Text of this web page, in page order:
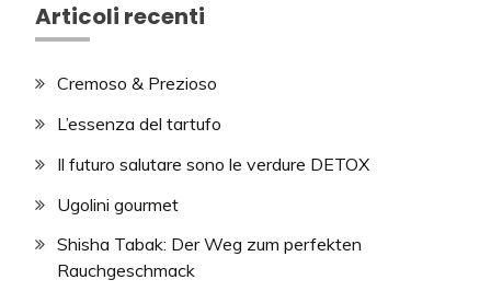
Articoli recenti
Cremoso & Prezioso
L’essenza del tartufo
Il futuro salutare sono le verdure DETOX
Ugolini gourmet
Shisha Tabak: Der Weg zum perfekten
Rauchgeschmack